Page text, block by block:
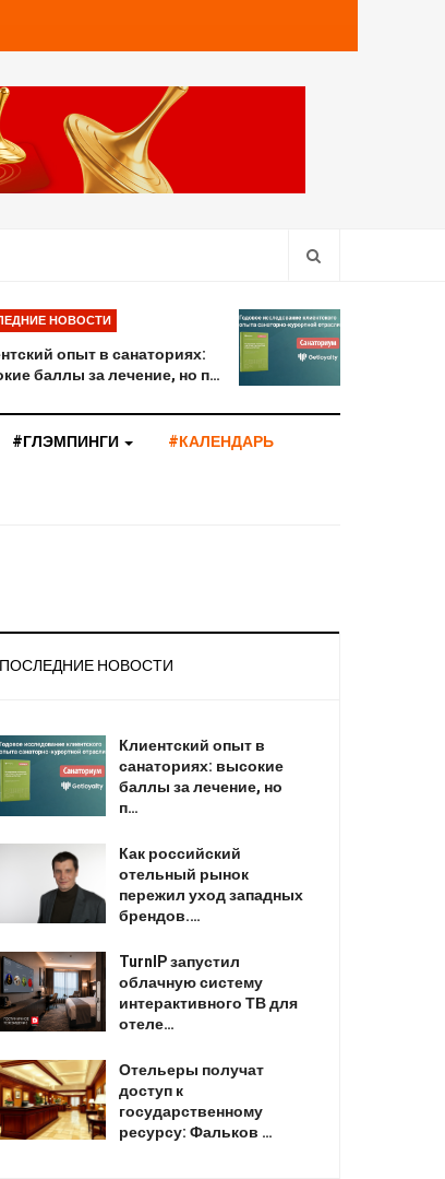
НОВОСТИ
опыт в санаториях:
баллы за лечение, но п…
#ГЛЭМПИНГИ #КАЛЕНДАРЬ
ПОСЛЕДНИЕ НОВОСТИ
Клиентский опыт в
санаториях: высокие
баллы за лечение, но
п…
Как российский
отельный рынок
пережил уход западных
брендов.…
TurnIP запустил
облачную систему
интерактивного ТВ для
отеле…
Отельеры получат
доступ к
государственному
ресурсу: Фальков …